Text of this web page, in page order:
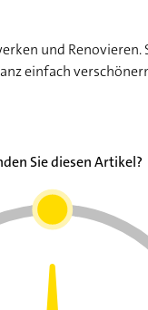
und
einfach
Sie diesen Artikel?